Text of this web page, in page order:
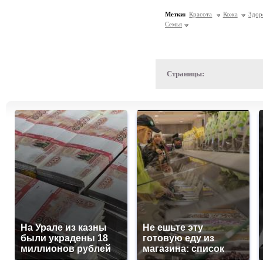
Метки: Красота Кожа
Семья
Страницы:
На Урале из казны
были украдены 18
миллионов рублей
Не ешьте эту
готовую еду из
магазина: список